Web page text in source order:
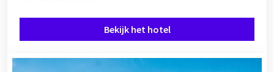
Bekijk het hotel